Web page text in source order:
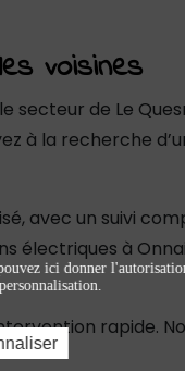
voisines
secteur de Le
à la recherche
avec un suivi
électriques à
rapide.
ici donner